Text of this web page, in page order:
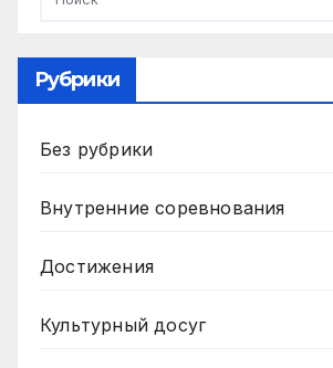
Рубрики
Без рубрики
Внутренние соревнования
Достижения
Культурный досуг